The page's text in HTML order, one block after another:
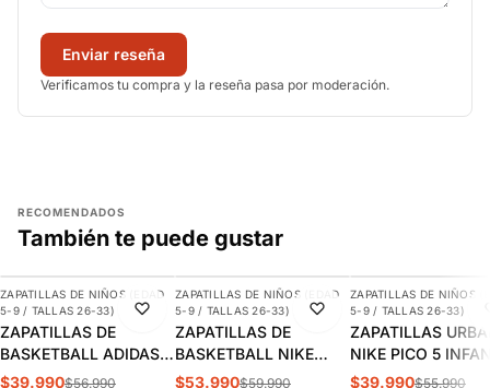
Enviar reseña
Verificamos tu compra y la reseña pasa por moderación.
RECOMENDADOS
También te puede gustar
-30%
AGREGAR
ZAPATILLAS DE NIÑOS (EDAD
5-9 / TALLAS 26-33)
ZAPATILLAS DE
BASKETBALL ADIDAS
CROSS EM UP 5K
$39.990$56.990
-10%
AGREGAR
ZAPATILLAS DE NIÑOS (EDAD
5-9 / TALLAS 26-33)
ZAPATILLAS DE
BASKETBALL NIKE
TEAM HUSTLE D 12 PS
$53.990$59.990
-29%
ZAPATILLAS DE NIÑOS
5-9 / TALLAS 26-33)
ZAPATILLAS
NIKE PICO 5
AR4161-100
$39.990$55.990